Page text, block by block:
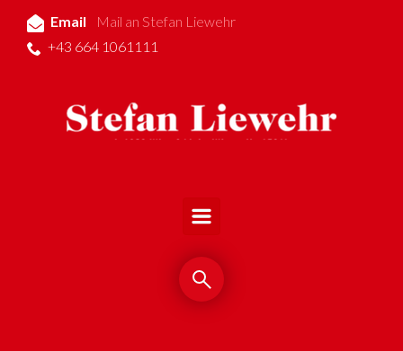
Zum Hauptinhalt springen
Email
Mail an Stefan Liewehr
+43 664 1061111